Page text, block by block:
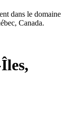
dans le domaine
Canada.